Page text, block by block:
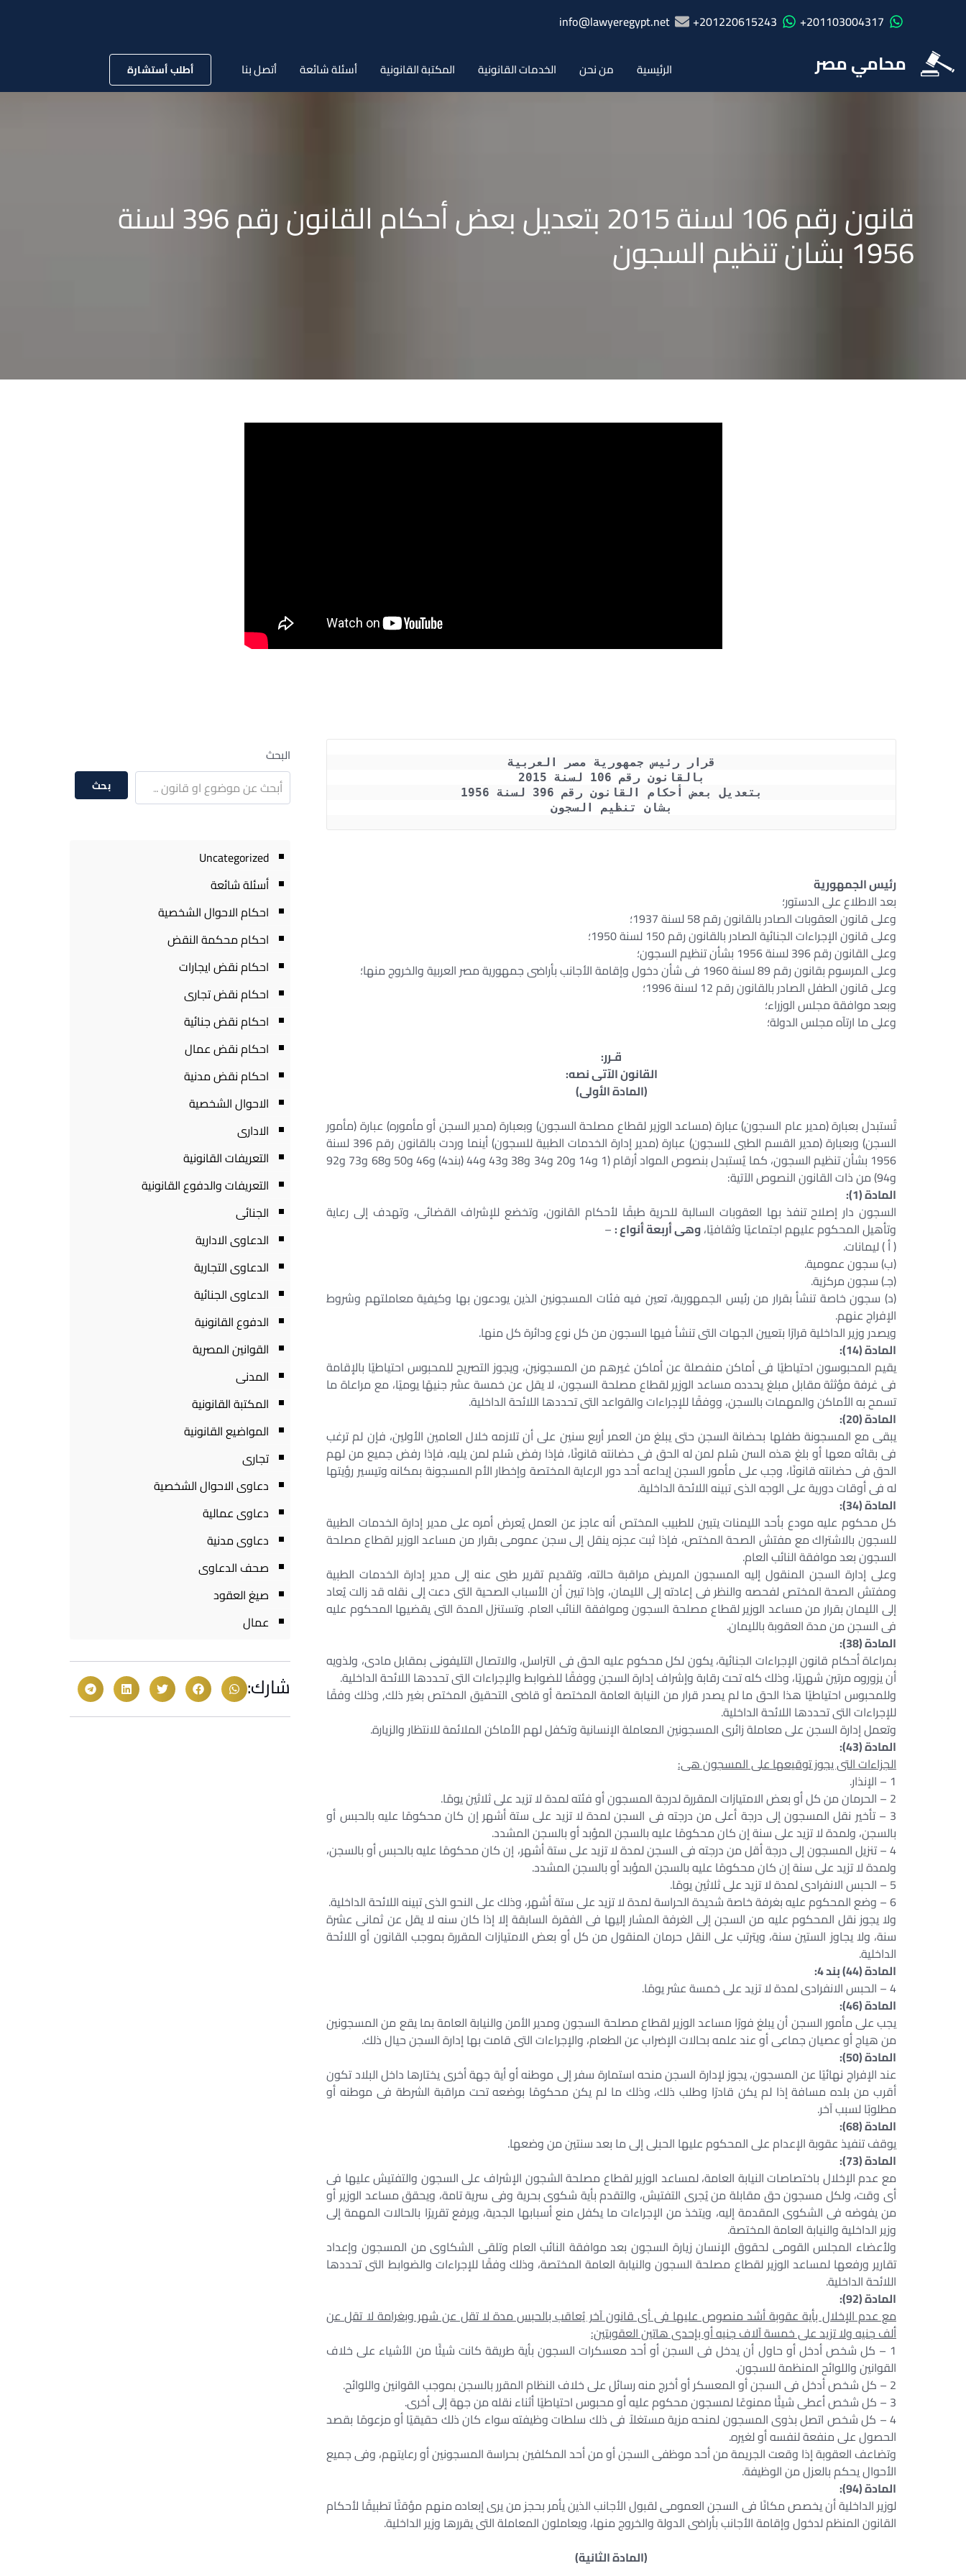
201103004317+
201220615243+
info@lawyeregypt.net
محامي مصر الرئيسية من نحن الخدمات القانونية المكتبة القانونية أسئلة شائعة أتصل بنا أطلب أستشارة
قانون رقم 106 لسنة 2015 بتعديل بعض أحكام القانون رقم 396 لسنة
1956 بشان تنظيم السجون
قرار رئيس جمهورية مصر العربية
بالقانون رقم 106 لسنة 2015
بتعديل بعض أحكام القانون رقم 396 لسنة 1956
بشان تنظيم السجون
رئيس الجمهورية
بعد الاطلاع على الدستور؛
وعلى قانون العقوبات الصادر بالقانون رقم 58 لسنة 1937؛
وعلى قانون الإجراءات الجنائية الصادر بالقانون رقم 150 لسنة 1950؛
وعلى القانون رقم 396 لسنة 1956 بشأن تنظيم السجون؛
وعلى المرسوم بقانون رقم 89 لسنة 1960 فى شأن دخول وإقامة الأجانب بأراضى جمهورية مصر العربية والخروج منها؛
وعلى قانون الطفل الصادر بالقانون رقم 12 لسنة 1996؛
وبعد موافقة مجلس الوزراء؛
وعلى ما ارتآه مجلس الدولة؛
قـرر:
القانون الآتى نصه:
(المادة الأولى)
تُستبدل بعبارة (مدير عام السجون) عبارة (مساعد الوزير لقطاع مصلحة السجون) وبعبارة (مدير السجن أو مأموره) عبارة (مأمور
السجن) وبعبارة (مدير القسم الطبى للسجون) عبارة (مدير إدارة الخدمات الطبية للسجون) أينما وردت بالقانون رقم 396 لسنة
1956 بشأن تنظيم السجون، كما يُستبدل بنصوص المواد أرقام (1 و14 و20 و34 و38 و43 و44 (بند4) و46 و50 و68 و73 و92
و94) من ذات القانون النصوص الآتية:
المادة (1):
السجون دار إصلاح تنفذ بها العقوبات السالبة للحرية طبقًا لأحكام القانون، وتخضع للإشراف القضائى، وتهدف إلى رعاية
وتأهيل المحكوم عليهم اجتماعيًا وثقافيًا،وهى أربعة أنواع :–
( أ ) ليمانات.
(ب) سجون عمومية.
(جـ) سجون مركزية.
(د) سجون خاصة تنشأ بقرار من رئيس الجمهورية، تعين فيه فئات المسجونين الذين يودعون بها وكيفية معاملتهم وشروط
الإفراج عنهم.
ويصدر وزير الداخلية قرارًا بتعيين الجهات التى تنشأ فيها السجون من كل نوع ودائرة كل منها.
المادة (14):
يقيم المحبوسون احتياطيًا فى أماكن منفصلة عن أماكن غيرهم من المسجونين، ويجوز التصريح للمحبوس احتياطيًا بالإقامة
فى غرفة مؤثثة مقابل مبلغ يحدده مساعد الوزير لقطاع مصلحة السجون، لا يقل عن خمسة عشر جنيهًا يوميًا، مع مراعاة ما
تسمح به الأماكن والمهمات بالسجن، ووفقًا للإجراءات والقواعد التى تحددها اللائحة الداخلية.
المادة (20):
يبقى مع المسجونة طفلها بحضانة السجن حتى يبلغ من العمر أربع سنين على أن تلازمه خلال العامين الأولين، فإن لم ترغب
فى بقائه معها أو بلغ هذه السن سُلم لمن له الحق فى حضانته قانونًا، فإذا رفض سُلم لمن يليه، فإذا رفض جميع من لهم
الحق فى حضانته قانونًا، وجب على مأمور السجن إيداعه أحد دور الرعاية المختصة وإخطار الأم المسجونة بمكانه وتيسير رؤيتها
له فى أوقات دورية على الوجه الذى تبينه اللائحة الداخلية.
المادة (34):
كل محكوم عليه مودع بأحد الليمنات يتبين للطبيب المختص أنه عاجز عن العمل يُعرض أمره على مدير إدارة الخدمات الطبية
للسجون بالاشتراك مع مفتش الصحة المختص، فإذا ثبت عجزه ينقل إلى سجن عمومى بقرار من مساعد الوزير لقطاع مصلحة
السجون بعد موافقة النائب العام.
وعلى إدارة السجن المنقول إليه المسجون المريض مراقبة حالته، وتقديم تقرير طبى عنه إلى مدير إدارة الخدمات الطبية
ومفتش الصحة المختص لفحصه والنظر فى إعادته إلى الليمان، وإذا تبين أن الأسباب الصحية التى دعت إلى نقله قد زالت يُعاد
إلى الليمان بقرار من مساعد الوزير لقطاع مصلحة السجون وموافقة النائب العام. وتستنزل المدة التى يقضيها المحكوم عليه
فى السجن من مدة العقوبة بالليمان.
المادة (38):
بمراعاة أحكام قانون الإجراءات الجنائية، يكون لكل محكوم عليه الحق فى التراسل، والاتصال التليفونى بمقابل مادى، ولذويه
أن يزوروه مرتين شهريًا، وذلك كله تحت رقابة وإشراف إدارة السجن ووفقًا للضوابط والإجراءات التى تحددها اللائحة الداخلية.
وللمحبوس احتياطيًا هذا الحق ما لم يصدر قرار من النيابة العامة المختصة أو قاضى التحقيق المختص بغير ذلك, وذلك وفقًا
للإجراءات التى تحددها اللائحة الداخلية.
وتعمل إدارة السجن على معاملة زائرى المسجونين المعاملة الإنسانية وتكفل لهم الأماكن الملائمة للانتظار والزيارة.
المادة (43):
الجزاءات التى يجوز توقيعها على المسجون هى:
1 – الإنذار.
2 – الحرمان من كل أو بعض الامتيازات المقررة لدرجة المسجون أو فئته لمدة لا تزيد على ثلاثين يومًا.
3 – تأخير نقل المسجون إلى درجة أعلى من درجته فى السجن لمدة لا تزيد على ستة أشهر إن كان محكومًا عليه بالحبس أو
بالسجن، ولمدة لا تزيد على سنة إن كان محكومًا عليه بالسجن المؤبد أو بالسجن المشدد.
4 – تنزيل المسجون إلى درجة أقل من درجته فى السجن لمدة لا تزيد على ستة أشهر، إن كان محكومًا عليه بالحبس أو بالسجن،
ولمدة لا تزيد على سنة إن كان محكومًا عليه بالسجن المؤبد أو بالسجن المشدد.
5 – الحبس الانفرادى لمدة لا تزيد على ثلاثين يومًا.
6 – وضع المحكوم عليه بغرفة خاصة شديدة الحراسة لمدة لا تزيد على ستة أشهر، وذلك على النحو الذى تبينه اللائحة الداخلية.
ولا يجوز نقل المحكوم عليه من السجن إلى الغرفة المشار إليها فى الفقرة السابقة إلا إذا كان سنه لا يقل عن ثمانى عشرة
سنة، ولا يجاوز الستين سنة، ويترتب على النقل حرمان المنقول من كل أو بعض الامتيازات المقررة بموجب القانون أو اللائحة
الداخلية.
المادة (44) بند 4:
4 – الحبس الانفرادى لمدة لا تزيد على خمسة عشر يومًا.
المادة (46):
يجب على مأمور السجن أن يبلغ فورًا مساعد الوزير لقطاع مصلحة السجون ومدير الأمن والنيابة العامة بما يقع من المسجونين
من هياج أو عصيان جماعى أو عند علمه بحالات الإضراب عن الطعام، والإجراءات التى قامت بها إدارة السجن حيال ذلك.
المادة (50):
عند الإفراج نهائيًا عن المسجون، يجوز لإدارة السجن منحه استمارة سفر إلى موطنه أو أية جهة أخرى يختارها داخل البلاد تكون
أقرب من بلده مسافة إذا لم يكن قادرًا وطلب ذلك، وذلك ما لم يكن محكومًا بوضعه تحت مراقبة الشرطة فى موطنه أو
مطلوبًا لسبب آخر.
المادة (68):
يوقف تنفيذ عقوبة الإعدام على المحكوم عليها الحبلى إلى ما بعد سنتين من وضعها.
المادة (73):
مع عدم الإخلال باختصاصات النيابة العامة، لمساعد الوزير لقطاع مصلحة الشجون الإشراف على السجون والتفتيش عليها فى
أى وقت، ولكل مسجون حق مقابلة من يُجرى التفتيش، والتقدم بأية شكوى بحرية وفى سرية تامة، ويحقق مساعد الوزير أو
من يفوضه فى الشكوى المقدمة إليه، ويتخذ من الإجراءات ما يكفل منع أسبابها الجدية، ويرفع تقريرًا بالحالات المهمة إلى
وزير الداخلية والنيابة العامة المختصة.
ولأعضاء المجلس القومى لحقوق الإنسان زيارة السجون بعد موافقة النائب العام وتلقى الشكاوى من المسجون وإعداد
تقارير ورفعها لمساعد الوزير لقطاع مصلحة السجون والنيابة العامة المختصة، وذلك وفقًا للإجراءات والضوابط التى تحددها
اللائحة الداخلية.
المادة (92):
مع عدم الإخلال بأية عقوبة أشد منصوص عليها فى أى قانون آخر يُعاقب بالحبس مدة لا تقل عن شهر وبغرامة لا تقل عن
ألف جنيه ولا تزيد على خمسة آلاف جنيه أو بإحدى هاتين العقوبتين:
1 – كل شخص أدخل أو حاول أن يدخل فى السجن أو أحد معسكرات السجون بأية طريقة كانت شيئًا من الأشياء على خلاف
القوانين واللوائح المنظمة للسجون.
2 – كل شخص أدخل فى السجن أو المعسكر أو أخرج منه رسائل على خلاف النظام المقرر بالسجن بموجب القوانين واللوائح.
3 – كل شخص أعطى شيئًا ممنوعًا لمسجون محكوم عليه أو محبوس احتياطيًا أثناء نقله من جهة إلى أخرى.
4 – كل شخص اتصل بذوى المسجون لمنحه مزية مستغلاً فى ذلك سلطات وظيفته سواء كان ذلك حقيقيًا أو مزعومًا بقصد
الحصول على منفعة لنفسه أو لغيره.
وتضاعف العقوبة إذا وقعت الجريمة من أحد موظفى السجن أو من أحد المكلفين بحراسة المسجونين أو رعايتهم، وفى جميع
الأحوال يحكم بالعزل من الوظيفة.
المادة (94):
لوزير الداخلية أن يخصص مكانًا فى السجن العمومى لقبول الأجانب الذين يأمر بحجز من يرى إبعاده منهم مؤقتًا تطبيقًا لأحكام
القانون المنظم لدخول وإقامة الأجانب بأراضى الدولة والخروج منها، ويعاملون المعاملة التى يقررها وزير الداخلية.
(المادة الثانية)
البحث
بحث
Uncategorized
أسئلة شائعة
احكام الاحوال الشخصية
احكام محكمة النقض
احكام نقض ايجارات
احكام نقض تجارى
احكام نقض جنائية
احكام نقض عمال
احكام نقض مدنية
الاحوال الشخصية
الادارى
التعريفات القانونية
التعريفات والدفوع القانونية
الجنائى
الدعاوى الادارية
الدعاوى التجارية
الدعاوى الجنائية
الدفوع القانونية
القوانين المصرية
المدنى
المكتبة القانونية
المواضيع القانونية
تجارى
دعاوى الاحوال الشخصية
دعاوى عمالية
دعاوى مدنية
صحف الدعاوى
صيغ العقود
عمال
شارك: